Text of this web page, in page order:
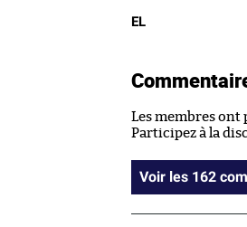
EL
Les membres ont
Participez à la
Voir